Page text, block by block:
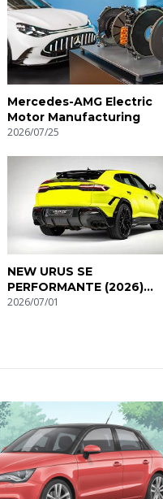
Mercedes-AMG Electric
Motor Manufacturing
2026/07/25
NEW URUS SE
PERFORMANTE (2026)
Interior & Exterior Details
2026/07/01